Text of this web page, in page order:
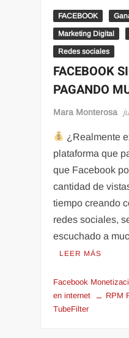
FACEBOOK
Marketing Digital
Redes sociales
FACEBOOK
PAGANDO
Mara Monterosa
¿Realmente
plataforma que
que Facebook
cantidad de
tiempo creando
redes sociales,
escuchado a
LEER MÁS
Facebook
en internet
RPM
TubeFilter